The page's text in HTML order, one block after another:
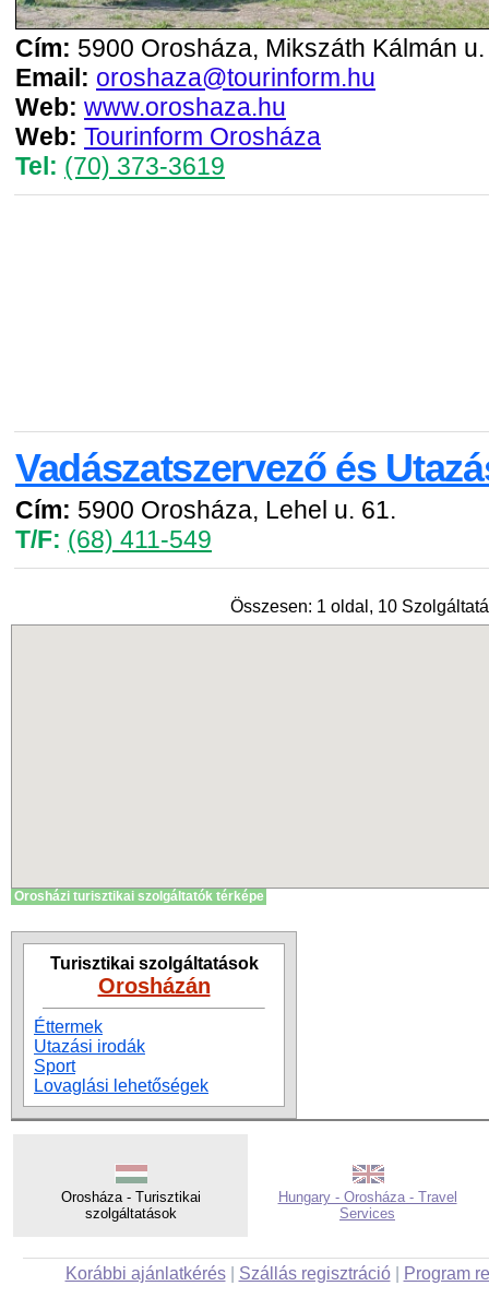
Cím: 5900 Orosháza, Mikszáth Kálmán
Email: oroshaza@tourinform.hu
Web: www.oroshaza.hu
Web: Tourinform Orosháza
Tel: (70) 373-3619
Vadászatszervező és
Cím: 5900 Orosháza, Lehel u. 61.
T/F: (68) 411-549
Összesen: 1 oldal, 10
Orosházi turisztikai szolgáltatók térképe
Turisztikai szolgáltatások
Orosházán
Éttermek
Utazási irodák
Sport
Lovaglási lehetőségek
Orosháza - Turisztikai
szolgáltatások
Hungary - Orosháza - Travel
Services
Korábbi ajánlatkérés| Szállás regisztráció| Program